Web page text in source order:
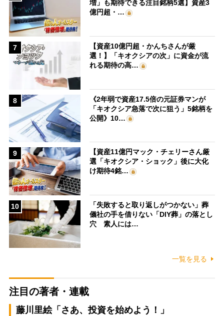
増」も期待できる注目銘柄5選】資産3
億円超・…
7
【資産10億円超・かんちさんが厳
選！】「キオクシアの次」に資金が流
れる期待の高…
8
《2年弱で資産17.5倍の元証券マンが
「キオクシア急落で次に狙う」5銘柄を
公開》10…
9
【資産11億円マック・チェリーさん厳
選「キオクシア・ショック」後に大化
け期待4銘…
10
「失敗すると取り返しがつかない」葬
儀社の手を借りない「DIY葬」の落とし
穴 素人には…
一覧を見る
注目の著者・連載
藤川里絵「さあ、投資を始めよう！」